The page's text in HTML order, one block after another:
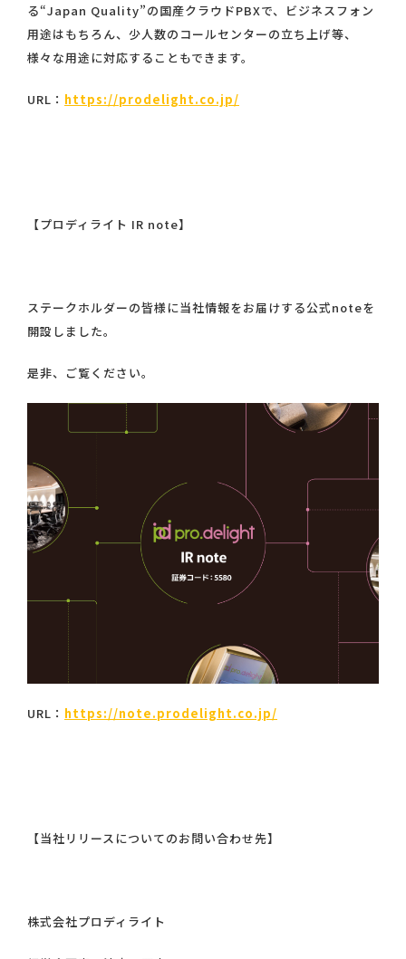
る“Japan Quality”の国産クラウドPBXで、ビジネスフォン
用途はもちろん、少人数のコールセンターの立ち上げ等、
様々な用途に対応することもできます。
URL： https://prodelight.co.jp/
【プロディライト IR note】
ステークホルダーの皆様に当社情報をお届けする公式noteを
開設しました。
是非、ご覧ください。
URL： https://note.prodelight.co.jp/
【当社リリースについてのお問い合わせ先】
株式会社プロディライト